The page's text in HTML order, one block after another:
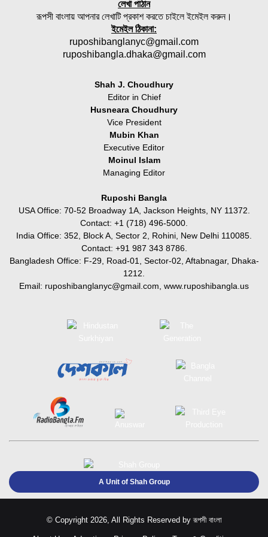
লেখা পাঠান
রূপসী বাংলায় আপনার লেখাটি প্রকাশ করতে চাইলে ইমেইল করুন।
ইমেইল ঠিকানা:
ruposhibanglanyc@gmail.com
ruposhibangla.dhaka@gmail.com
Shah J. Choudhury
Editor in Chief
Husneara Choudhury
Vice President
Mubin Khan
Executive Editor
Moinul Islam
Managing Editor
Ruposhi Bangla
USA Office: 70-52 Broadway 1A, Jackson Heights, NY 11372.
Contact:‭ +1 (718) 496-5000.
India Office: 352, Block A, Sector 2, Rohini, New Delhi 110085.
Contact: +91 987 343 8786.
Bangladesh Office: F-29, Road-01, Sector-02, Aftabnagar, Dhaka-
1212.
Email: ruposhibanglanyc@gmail.com, www.ruposhibangla.us
A Unit of Shah Group
© Copyright 2026, All Rights Reserved byরূপসী বাংলা